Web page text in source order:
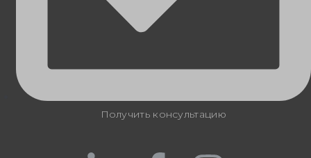
Получить консультацию